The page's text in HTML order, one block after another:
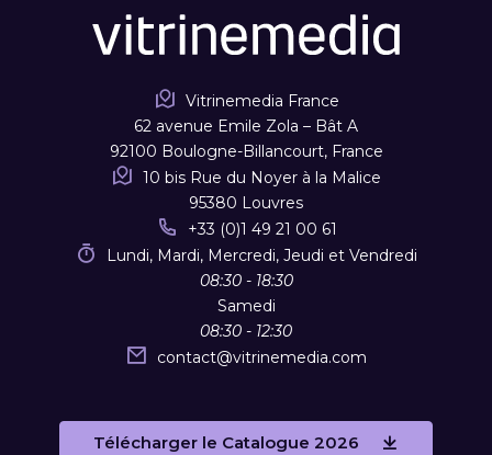
Vitrinemedia France
62 avenue Emile Zola – Bât A
92100 Boulogne-Billancourt, France
10 bis Rue du Noyer à la Malice
95380 Louvres
+33 (0)1 49 21 00 61
Lundi, Mardi, Mercredi, Jeudi et Vendredi
08:30 - 18:30
Samedi
08:30 - 12:30
contact@vitrinemedia.com
Télécharger le Catalogue 2026